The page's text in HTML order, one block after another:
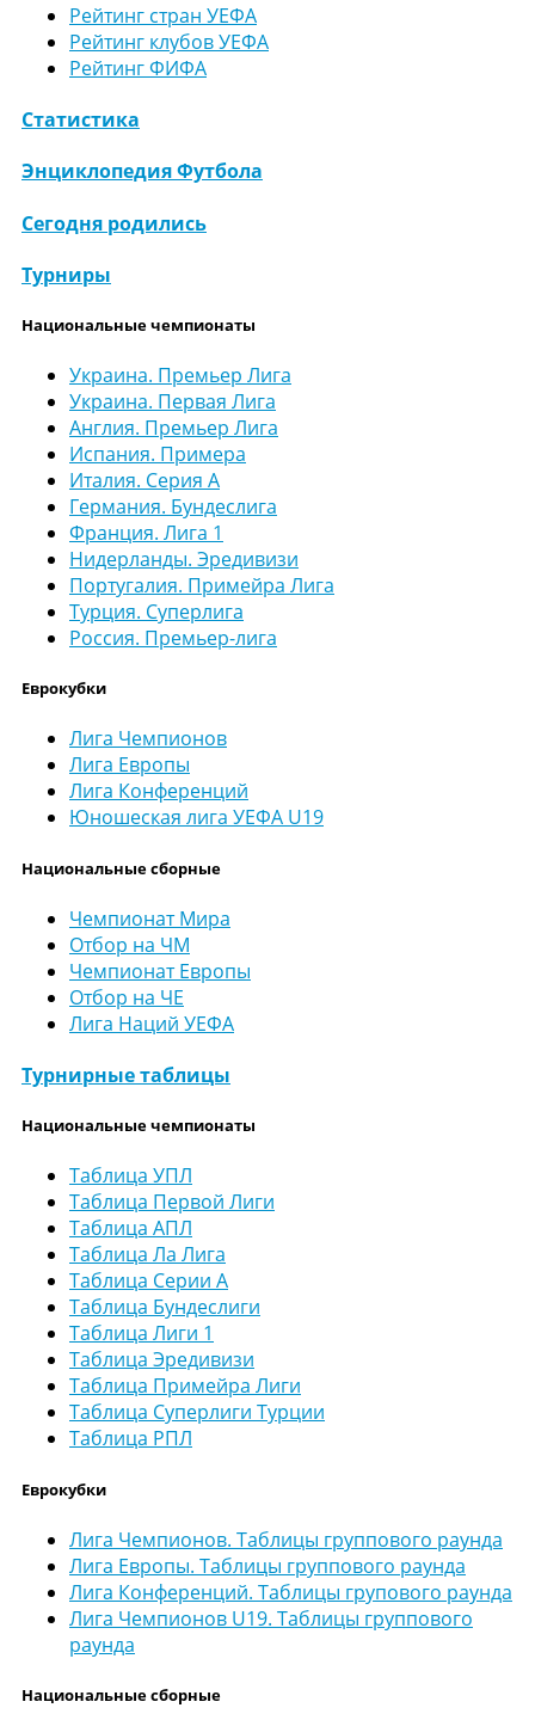
Рейтинг стран УЕФА
Рейтинг клубов УЕФА
Рейтинг ФИФА
Статистика
Энциклопедия Футбола
Сегодня родились
Турниры
Национальные чемпионаты
Украина. Премьер Лига
Украина. Первая Лига
Англия. Премьер Лига
Испания. Примера
Италия. Серия А
Германия. Бундеслига
Франция. Лига 1
Нидерланды. Эредивизи
Португалия. Примейра Лига
Турция. Суперлига
Россия. Премьер-лига
Еврокубки
Лига Чемпионов
Лига Европы
Лига Конференций
Юношеская лига УЕФА U19
Национальные сборные
Чемпионат Мира
Отбор на ЧМ
Чемпионат Европы
Отбор на ЧЕ
Лига Наций УЕФА
Турнирные таблицы
Национальные чемпионаты
Таблица УПЛ
Таблица Первой Лиги
Таблица АПЛ
Таблица Ла Лига
Таблица Серии А
Таблица Бундеслиги
Таблица Лиги 1
Таблица Эредивизи
Таблица Примейра Лиги
Таблица Суперлиги Турции
Таблица РПЛ
Еврокубки
Лига Чемпионов. Таблицы группового раунда
Лига Европы. Таблицы группового раунда
Лига Конференций. Таблицы групового раунда
Лига Чемпионов U19. Таблицы группового
раунда
Национальные сборные